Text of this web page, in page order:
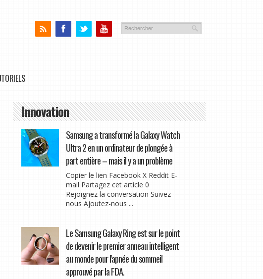
Innovation
Samsung a transformé la Galaxy Watch
Ultra 2 en un ordinateur de plongée à
part entière – mais il y a un problème
Copier le lien Facebook X Reddit E-
mail Partagez cet article 0
Rejoignez la conversation Suivez-
nous Ajoutez-nous ...
Le Samsung Galaxy Ring est sur le point
de devenir le premier anneau intelligent
au monde pour l'apnée du sommeil
approuvé par la FDA.